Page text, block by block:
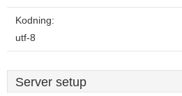
Kodning:
utf-8
Server setup